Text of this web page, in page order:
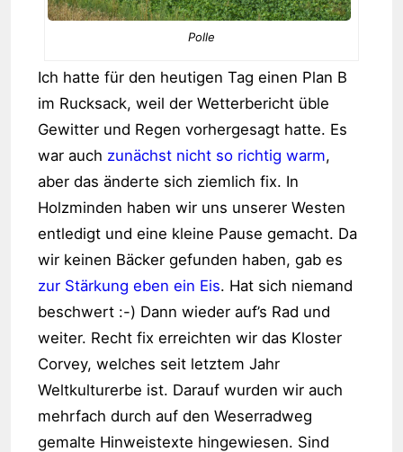
Polle
Ich hatte für den heutigen Tag einen Plan B
im Rucksack, weil der Wetterbericht üble
Gewitter und Regen vorhergesagt hatte. Es
war auch zunächst nicht so richtig warm,
aber das änderte sich ziemlich fix. In
Holzminden haben wir uns unserer Westen
entledigt und eine kleine Pause gemacht. Da
wir keinen Bäcker gefunden haben, gab es
zur Stärkung eben ein Eis. Hat sich niemand
beschwert :-) Dann wieder auf’s Rad und
weiter. Recht fix erreichten wir das Kloster
Corvey, welches seit letztem Jahr
Weltkulturerbe ist. Darauf wurden wir auch
mehrfach durch auf den Weserradweg
gemalte Hinweistexte hingewiesen. Sind